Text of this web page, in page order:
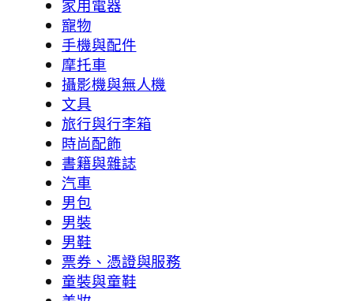
家用電器
寵物
手機與配件
摩托車
攝影機與無人機
文具
旅行與行李箱
時尚配飾
書籍與雜誌
汽車
男包
男裝
男鞋
票券、憑證與服務
童裝與童鞋